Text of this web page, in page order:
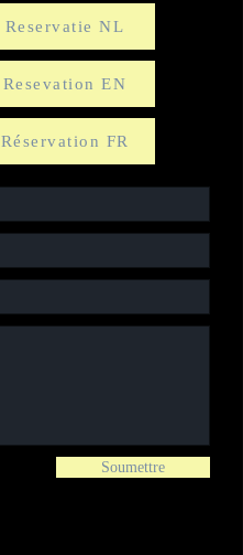
Reservatie NL
Resevation EN
Réservation FR
Soumettre